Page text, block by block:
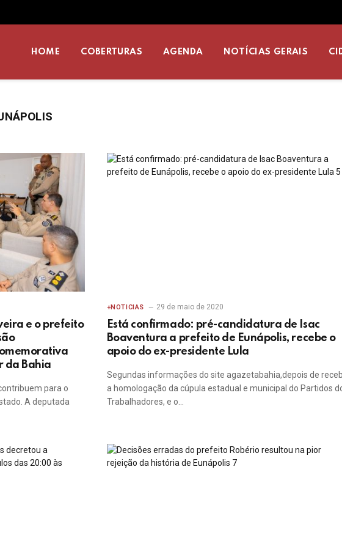
HOME COBERTURAS AGENDA NOTÍCIAS GERAIS
e o prefeito
da Bahia
para o
A deputada
+NOTICIAS 29 de maio de 2020
Está confirmado: pré-candidatura de Isac
Boaventura a prefeito de Eunápolis, recebe o
apoio do ex-presidente Lula
Segundas informações do site agazetabahia,depois de
a homologação da cúpula estadual e municipal do Partidos
Trabalhadores, e o…